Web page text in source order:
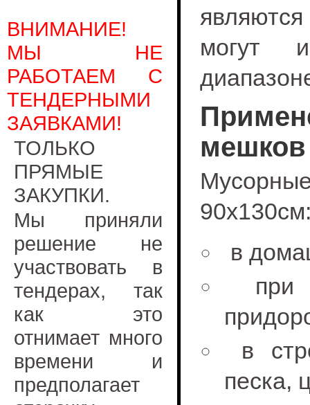
ВНИМАНИЕ!
МЫ НЕ
РАБОТАЕМ С
ТЕНДЕРНЫМИ
ЗАЯВКАМИ!
ТОЛЬКО
ПРЯМЫЕ
ЗАКУПКИ.
Мы приняли
решение не
участвовать в
тендерах, так
как это
отнимает много
времени и
предполагает
могут
мешков
в
при
в
песка,